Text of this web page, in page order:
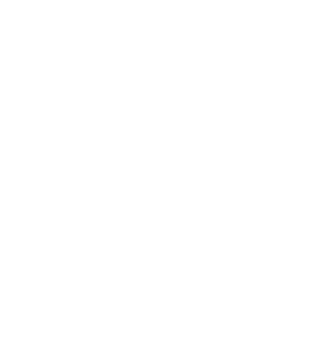
をご了承くだ
場合は、15